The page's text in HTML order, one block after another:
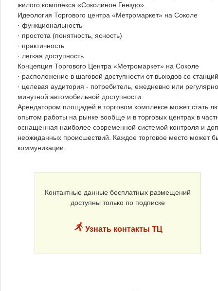
жилого комплекса «Соколиное Гнездо».
Идеология Торгового центра «Метромаркет» на Соколе
· функциональность
· простота (понятность, ясность)
· практичность
· легкая доступность
Концепция Торгового Центра «Метромаркет» на Соколе
· расположение в шаговой доступности от выходов со
· целевая аудитория - потребитель, ежедневно или
минутной автомобильной доступности.
Арендатором площадей в торговом комплексе может стать
опытом работы на рынке вообще и в торговых центрах в
оснащенная наиболее современной системой контроля и
неожиданных происшествий. Каждое торговое место может
коммуникации.
Контактные данные бесплатных размещений
доступны только по подписке
Узнать контакты ТЦ